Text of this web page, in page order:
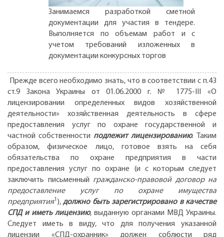
Занимаемся разработкой сметной
документации для участия в тендере.
Выполняется по объемам работ и с
учетом требований изложенных в
документации конкурсных торгов
Прежде всего необходимо знать, что в соответствии с п.43
ст.9 Закона Украины от 01.06.2000 г. № 1775-III «О
лицензировании определенных видов хозяйственной
деятельности» хозяйственная деятельность в сфере
предоставления услуг по охране государственной и
частной собственности подлежит лицензированию. Таким
образом, физическое лицо, готовое взять на себя
обязательства по охране предприятия в части
предоставления услуг по охране (и с которым следует
заключить письменный гражданско-правовой договор на
предоставление услуг по охране имущества
предприятия1 ),должно быть зарегистрировано в качестве
СПД и иметь лицензию, выданную органами МВД Украины.
Следует иметь в виду, что для получения указанной
лицензии «СПД-охранник» должен соблюсти ряд